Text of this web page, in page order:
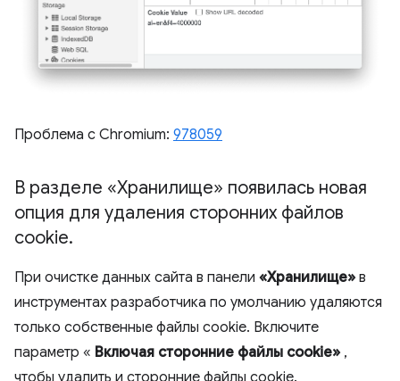
Проблема с Chromium: 978059
В разделе «Хранилище» появилась новая
опция для удаления сторонних файлов
cookie.
При очистке данных сайта в панели «Хранилище» в
инструментах разработчика по умолчанию удаляются
только собственные файлы cookie. Включите
параметр « Включая сторонние файлы cookie» ,
чтобы удалить и сторонние файлы cookie.